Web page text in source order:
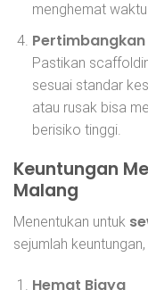
menghemat
Pastikan
sesuai standar
atau rusak bisa
berisiko tinggi.
Keuntungan
Malang
Menentukan untuk
sejumlah
Hemat Biaya